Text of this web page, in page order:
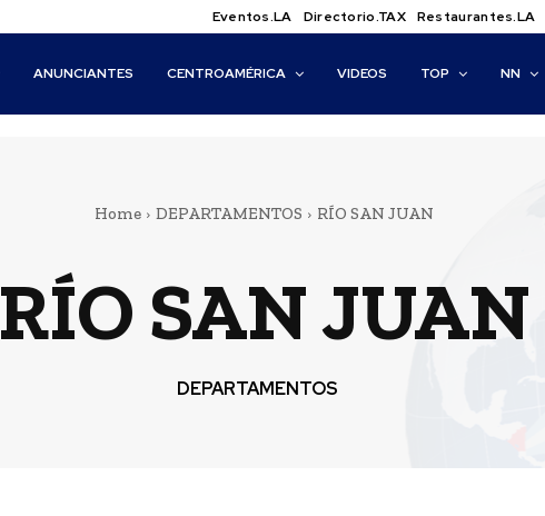
Eventos.LA Directorio.TAX Restaurantes.LA
ANUNCIANTES CENTROAMÉRICA VIDEOS TOP NN
Home DEPARTAMENTOS RÍO SAN JUAN
RÍO SAN JUAN
DEPARTAMENTOS